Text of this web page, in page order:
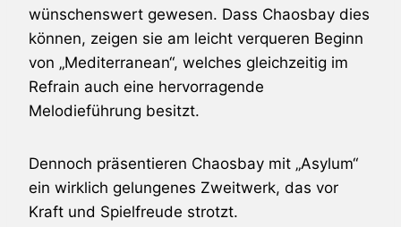
wünschenswert gewesen. Dass Chaosbay dies
können, zeigen sie am leicht verqueren Beginn
von „Mediterranean“, welches gleichzeitig im
Refrain auch eine hervorragende
Melodieführung besitzt.
Dennoch präsentieren Chaosbay mit „Asylum“
ein wirklich gelungenes Zweitwerk, das vor
Kraft und Spielfreude strotzt.